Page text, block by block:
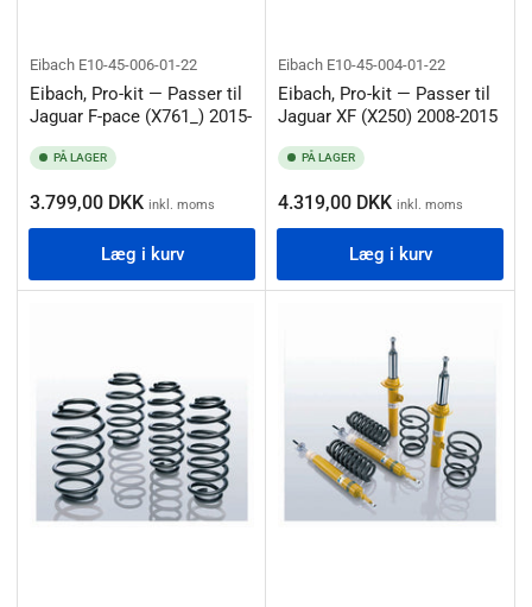
Eibach E10-45-006-01-22
Eibach, Pro-kit — Passer til
Jaguar F-pace (X761_) 2015-
PÅ LAGER
Normalpris
3.799,00 DKK inkl. moms
Læg i kurv
Eibach E10-45-004-01-22
Eibach, Pro-kit — Passer til
Jaguar XF (X250) 2008-2015
PÅ LAGER
Normalpris
4.319,00 DKK inkl. moms
Læg i kurv